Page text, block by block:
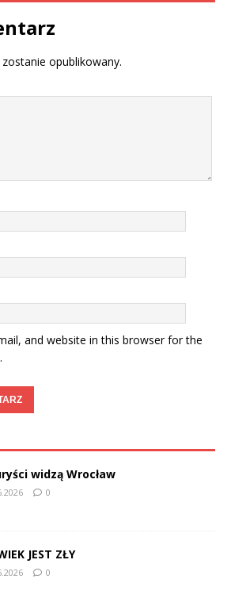
opublikowany.
and website in this browser for the
widzą Wrocław
0
JEST ZŁY
0